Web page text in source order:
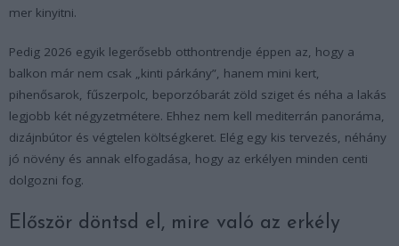
mer kinyitni.
Pedig 2026 egyik legerősebb otthontrendje éppen az, hogy a
balkon már nem csak „kinti párkány”, hanem mini kert,
pihenősarok, fűszerpolc, beporzóbarát zöld sziget és néha a lakás
legjobb két négyzetmétere. Ehhez nem kell mediterrán panoráma,
dizájnbútor és végtelen költségkeret. Elég egy kis tervezés, néhány
jó növény és annak elfogadása, hogy az erkélyen minden centi
dolgozni fog.
Először döntsd el, mire való az erkély